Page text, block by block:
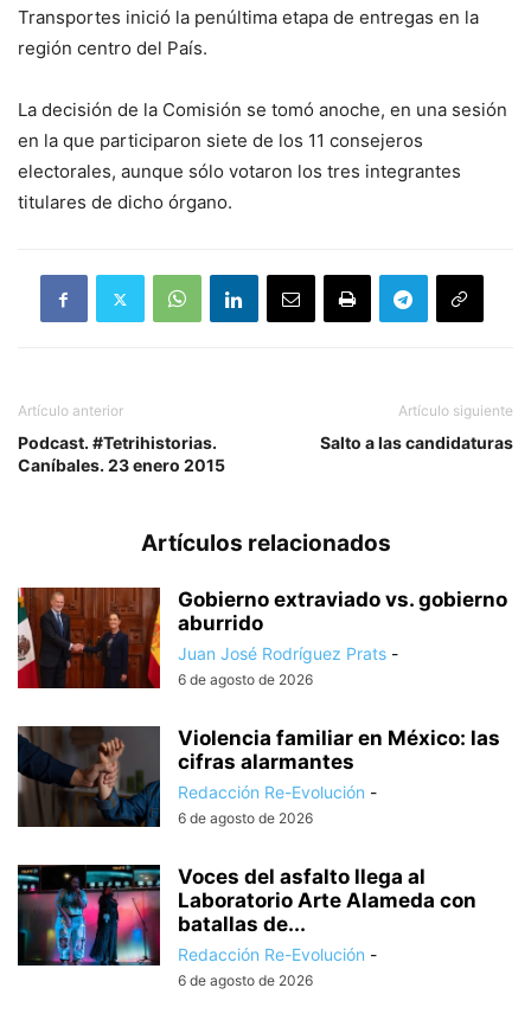
Transportes inició la penúltima etapa de entregas en la
región centro del País.
La decisión de la Comisión se tomó anoche, en una sesión
en la que participaron siete de los 11 consejeros
electorales, aunque sólo votaron los tres integrantes
titulares de dicho órgano.
Artículo anterior
Podcast. #Tetrihistorias.
Caníbales. 23 enero 2015
Artículo siguiente
Salto a las candidaturas
Artículos relacionados
Gobierno extraviado vs. gobierno
aburrido
Juan José Rodríguez Prats -
6 de agosto de 2026
Violencia familiar en México: las
cifras alarmantes
Redacción Re-Evolución -
6 de agosto de 2026
Voces del asfalto llega al
Laboratorio Arte Alameda con
batallas de...
Redacción Re-Evolución -
6 de agosto de 2026